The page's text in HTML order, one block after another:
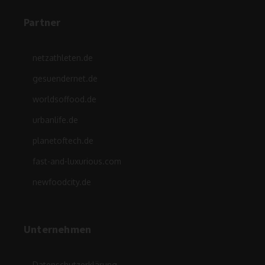
Partner
netzathleten.de
gesuendernet.de
worldsoffood.de
urbanlife.de
planetoftech.de
fast-and-luxurious.com
newfoodcity.de
Unternehmen